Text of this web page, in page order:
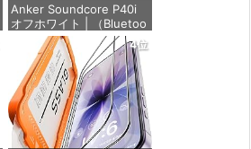
Anker Soundcore P40i
オフホワイト | （Bluetoo
th 5.3） 【完全ワイヤレ
スイヤホン/ウルトラノイ
ズキャンセリング 2.0 / マ
ルチポイント接続 / 最大6
0時間再生 / PSE技術基準
適合】
価格：¥7,990
4位